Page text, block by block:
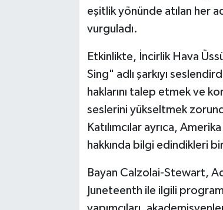
eşitlik yönünde atılan her
vurguladı.
Etkinlikte, İncirlik Hava
Sing" adlı şarkıyı
haklarını talep etmek ve
seslerini yükseltmek
Katılımcılar ayrıca,
hakkında bilgi edindikleri
Bayan Calzolai-Stewart,
Juneteenth ile ilgili